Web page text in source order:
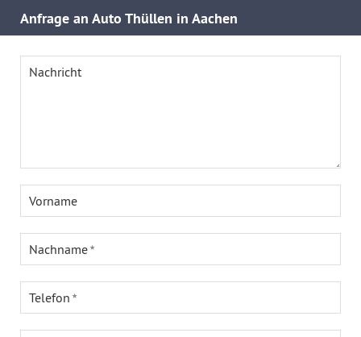
Anfrage an Auto Thüllen in Aachen
Nachricht
Vorname
Nachname
Telefon